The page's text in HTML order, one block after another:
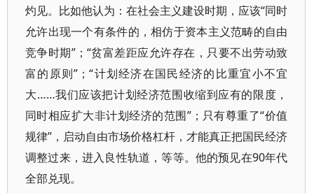
灼见。比如他认为：在社会主义建设时期，应该“同时
允许出现一个有条件的，相仿于资本主义范畴的自由
竞争时期”；“贫富差距应允许存在，只要不出劳动致
富的原则”；“计划经济在国民经济的比重宜小不宜
大……我们应该把计划经济范围收缩到应有的限度，
同时相应扩大非计划经济的范围”；只有尊重了“价值
规律”，启动自由市场价格杠杆，才能真正把国民经济
调整过来，进入良性轨道，等等。他的预见在90年代
全部兑现。